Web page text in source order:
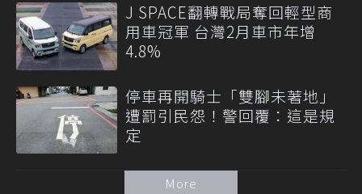
J SPACE翻轉戰局奪回輕型商
用車冠軍 台灣2月車市年增
4.8%
停車再開騎士「雙腳未著地」
遭罰引民怨！警回覆：這是規
定
More